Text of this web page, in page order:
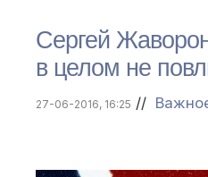
Сергей
в целом не
27-06-2016, 16:25 //